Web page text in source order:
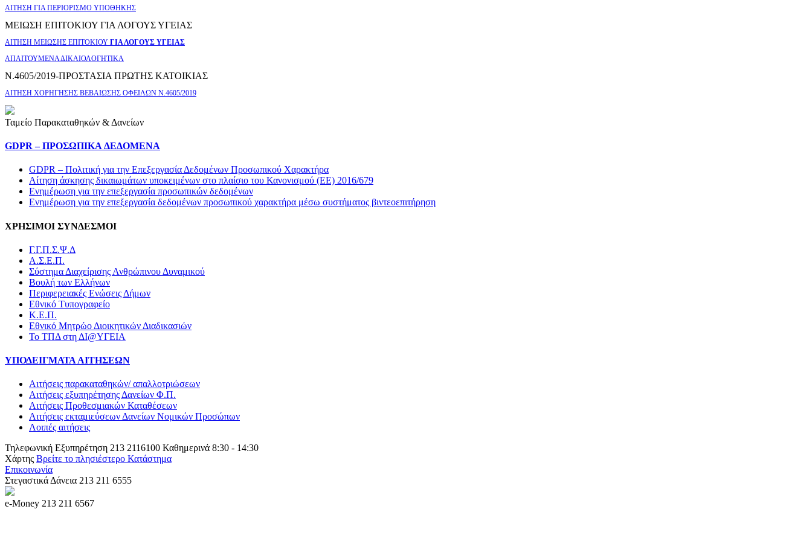
ΑΙΤΗΣΗ ΓΙΑ ΠΕΡΙΟΡΙΣΜΟ ΥΠΟΘΗΚΗΣ
ΜΕΙΩΣΗ ΕΠΙΤΟΚΙΟΥ ΓΙΑ ΛΟΓΟΥΣ ΥΓΕΙΑΣ
ΑΙΤΗΣΗ ΜΕΙΩΣΗΣ ΕΠΙΤΟΚΙΟΥ ΓΙΑ ΛΟΓΟΥΣ ΥΓΕΙΑΣ
ΑΠΑΙΤΟΥΜΕΝΑ ΔΙΚΑΙΟΛΟΓΗΤΙΚΑ
Ν.4605/2019-ΠΡΟΣΤΑΣΙΑ ΠΡΩΤΗΣ ΚΑΤΟΙΚΙΑΣ
ΑΙΤΗΣΗ ΧΟΡΗΓΗΣΗΣ ΒΕΒΑΙΩΣΗΣ ΟΦΕΙΛΩΝ Ν.4605/2019
Ταμείο Παρακαταθηκών & Δανείων
GDPR – ΠΡΟΣΩΠΙΚA ΔΕΔΟΜEΝΑ
GDPR – Πολιτική για την Επεξεργασία Δεδομένων Προσωπικού Χαρακτήρα
Αίτηση άσκησης δικαιωμάτων υποκειμένων στο πλαίσιο του Κανονισμού (ΕΕ) 2016/679
Ενημέρωση για την επεξεργασία προσωπικών δεδομένων
Ενημέρωση για την επεξεργασία δεδομένων προσωπικού χαρακτήρα μέσω συστήματος βιντεοεπιτήρηση
ΧΡΗΣΙΜΟΙ ΣΥΝΔΕΣΜΟΙ
Γ.Γ.Π.Σ.Ψ.Δ
Α.Σ.Ε.Π.
Σύστημα Διαχείρισης Ανθρώπινου Δυναμικού
Βουλή των Ελλήνων
Περιφερειακές Ενώσεις Δήμων
Εθνικό Τυπογραφείο
Κ.Ε.Π.
Εθνικό Μητρώο Διοικητικών Διαδικασιών
Το ΤΠΔ στη ΔΙ@ΥΓΕΙΑ
ΥΠΟΔΕΙΓΜΑΤΑ ΑΙΤΗΣΕΩΝ
Αιτήσεις παρακαταθηκών/ απαλλοτριώσεων
Αιτήσεις εξυπηρέτησης Δανείων Φ.Π.
Αιτήσεις Προθεσμιακών Καταθέσεων
Αιτήσεις εκταμιεύσεων Δανείων Νομικών Προσώπων
Λοιπές αιτήσεις
Τηλεφωνική Εξυπηρέτηση 213 2116100 Καθημερινά 8:30 - 14:30
Χάρτης Βρείτε το πλησιέστερο Κατάστημα
Επικοινωνία
Στεγαστικά Δάνεια 213 211 6555
e-Money 213 211 6567